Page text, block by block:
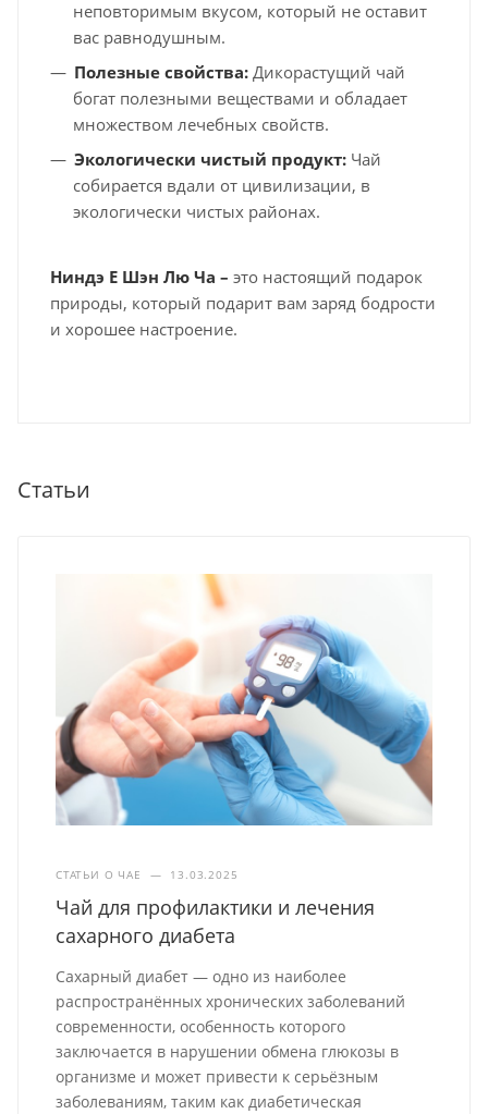
неповторимым вкусом, который не оставит
вас равнодушным.
Полезные свойства: Дикорастущий чай
богат полезными веществами и обладает
множеством лечебных свойств.
Экологически чистый продукт: Чай
собирается вдали от цивилизации, в
экологически чистых районах.
Ниндэ Е Шэн Лю Ча – это настоящий подарок
природы, который подарит вам заряд бодрости
и хорошее настроение.
Статьи
СТАТЬИ О ЧАЕ — 13.03.2025
Чай для профилактики и лечения
сахарного диабета
Сахарный диабет — одно из наиболее
распространённых хронических заболеваний
современности, особенность которого
заключается в нарушении обмена глюкозы в
организме и может привести к серьёзным
заболеваниям, таким как диабетическая